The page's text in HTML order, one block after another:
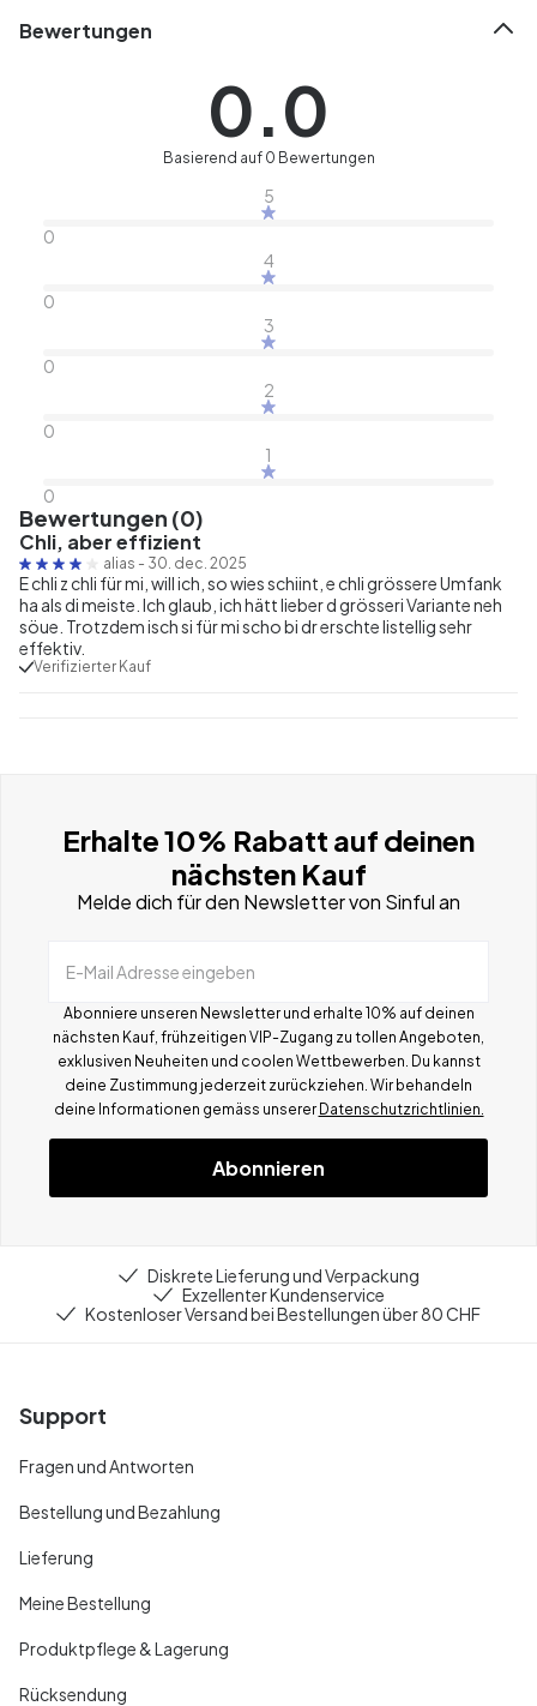
Bewertungen
0.0
Basierend auf 0 Bewertungen
5
0
4
0
3
0
2
0
1
0
Bewertungen (0)
Chli, aber effizient
alias - 30. dec. 2025
E chli z chli für mi, will ich, so wies schiint, e chli grössere Umfank
ha als di meiste. Ich glaub, ich hätt lieber d grösseri Variante neh
söue. Trotzdem isch si für mi scho bi dr erschte Iistellig sehr
effektiv.
Verifizierter Kauf
Erhalte 10% Rabatt auf deinen
nächsten Kauf
Melde dich für den Newsletter von Sinful an
E-Mail Adresse eingeben
Abonniere unseren Newsletter und erhalte 10% auf deinen
nächsten Kauf, frühzeitigen VIP-Zugang zu tollen Angeboten,
exklusiven Neuheiten und coolen Wettbewerben. Du kannst
deine Zustimmung jederzeit zurückziehen. Wir behandeln
deine Informationen gemäss unserer Datenschutzrichtlinien.
Abonnieren
Diskrete Lieferung und Verpackung
Exzellenter Kundenservice
Kostenloser Versand bei Bestellungen über 80 CHF
Support
Fragen und Antworten
Bestellung und Bezahlung
Lieferung
Meine Bestellung
Produktpflege & Lagerung
Rücksendung